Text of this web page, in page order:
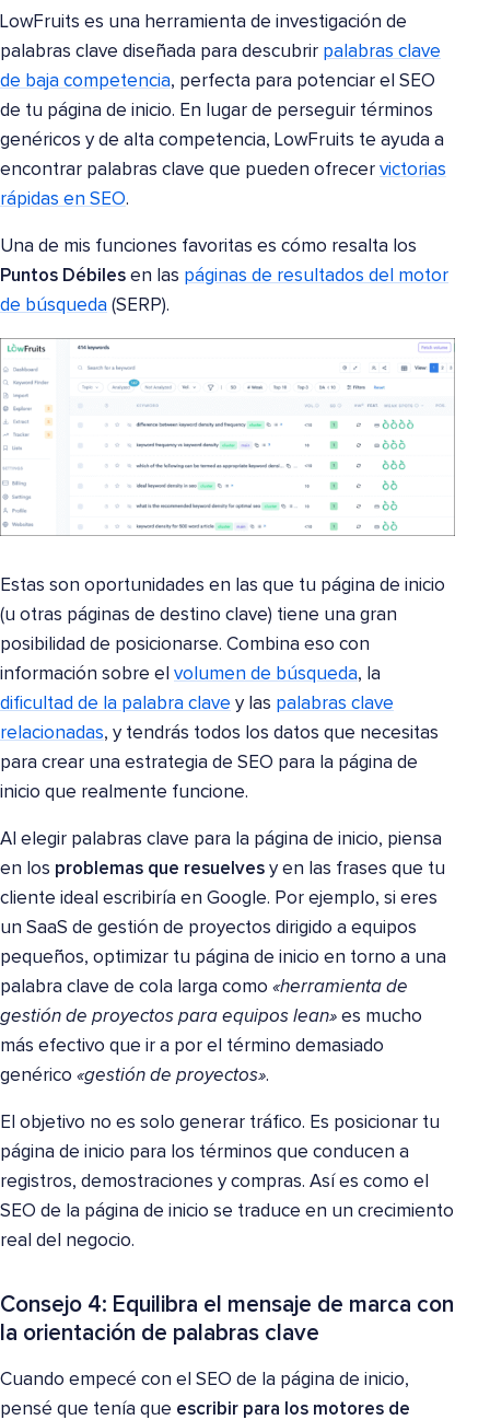
LowFruits es una herramienta de investigación de
palabras clave diseñada para descubrir palabras clave
de baja competencia, perfecta para potenciar el SEO
de tu página de inicio. En lugar de perseguir términos
genéricos y de alta competencia, LowFruits te ayuda a
encontrar palabras clave que pueden ofrecer victorias
rápidas en SEO.
Una de mis funciones favoritas es cómo resalta los
Puntos Débiles en las páginas de resultados del motor
de búsqueda (SERP).
Estas son oportunidades en las que tu página de inicio
(u otras páginas de destino clave) tiene una gran
posibilidad de posicionarse. Combina eso con
información sobre el volumen de búsqueda, la
dificultad de la palabra clave y las palabras clave
relacionadas, y tendrás todos los datos que necesitas
para crear una estrategia de SEO para la página de
inicio que realmente funcione.
Al elegir palabras clave para la página de inicio, piensa
en los problemas que resuelves y en las frases que tu
cliente ideal escribiría en Google. Por ejemplo, si eres
un SaaS de gestión de proyectos dirigido a equipos
pequeños, optimizar tu página de inicio en torno a una
palabra clave de cola larga como «herramienta de
gestión de proyectos para equipos lean» es mucho
más efectivo que ir a por el término demasiado
genérico «gestión de proyectos».
El objetivo no es solo generar tráfico. Es posicionar tu
página de inicio para los términos que conducen a
registros, demostraciones y compras. Así es como el
SEO de la página de inicio se traduce en un crecimiento
real del negocio.
Consejo 4: Equilibra el mensaje de marca con
la orientación de palabras clave
Cuando empecé con el SEO de la página de inicio,
pensé que tenía que escribir para los motores de